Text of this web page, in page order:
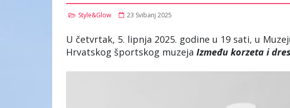
Style&Glow 23 Svibanj 2025
U četvrtak, 5. lipnja 2025. godine u 19 sati, u
Hrvatskog športskog muzeja Između korzeta i